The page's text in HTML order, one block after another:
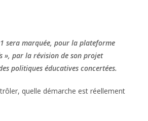
sera marquée, pour la plateforme
», par la révision de son projet
politiques éducatives concertées.
quelle démarche est réellement